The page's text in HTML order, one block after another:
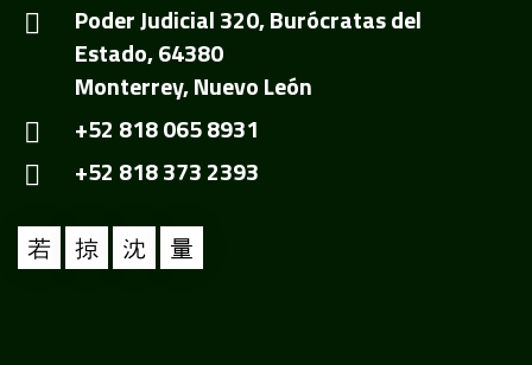
Poder Judicial 320, Burócratas del
Estado, 64380
Monterrey, Nuevo León
+52 818 065 8931
+52 818 373 2393